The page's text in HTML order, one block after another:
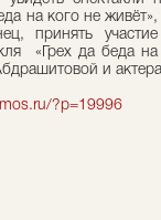
на кого не
принять
«Грех да беда
и
?p=19996